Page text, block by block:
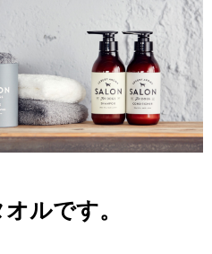
ルです。